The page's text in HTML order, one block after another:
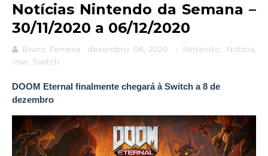
Notícias Nintendo da Semana –
30/11/2020 a 06/12/2020
Bruno Ferreira dezembro 06, 2020 - Nintendo Notícia
nsw Switch
DOOM Eternal finalmente chegará à Switch a 8 de
dezembro